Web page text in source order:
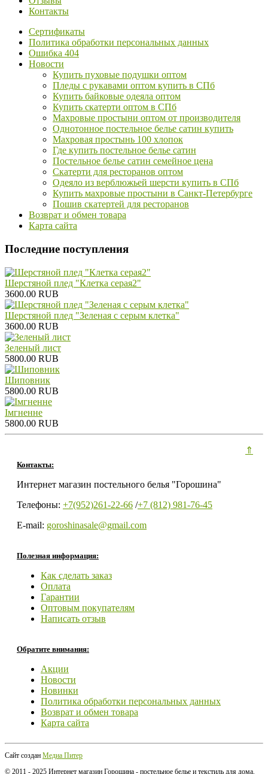
Контакты
Сертификаты
Политика обработки персональных данных
Ошибка 404
Новости
Купить пуховые подушки оптом
Пледы с рукавами оптом купить в СПб
Купить байковые одеяла оптом
Купить скатерти оптом в СПб
Махровые простыни оптом от производителя
Однотонное постельное белье сатин купить
Махровая простынь 100 хлопок
Где купить постельное белье сатин
Постельное белье сатин семейное цена
Скатерти для ресторанов оптом
Одеяло из верблюжьей шерсти купить в СПб
Купить махровые простыни в Санкт-Петербурге
Пошив скатертей для ресторанов
Возврат и обмен товара
Карта сайта
Последние поступления
Шерстяной плед "Клетка серая2"
3600.00 RUB
Шерстяной плед "Зеленая с серым клетка"
3600.00 RUB
Зеленый лист
5800.00 RUB
Шиповник
5800.00 RUB
Iмгненне
5800.00 RUB
Контакты:
Интернет магазин постельного белья "Горошина"
Телефоны: +7(952)261-22-66 /+7 (812) 981-76-45
E-mail: goroshinasale@gmail.com
Полезная информация:
Как сделать заказ
Оплата
Гарантии
Оптовым покупателям
Написать отзыв
Обратите внимания:
Акции
Новости
Новинки
Политика обработки персональных данных
Возврат и обмен товара
Карта сайта
Сайт создан Медиа Питер
© 2011 - 2025 Интернет магазин Горошина - постельное белье и текстиль для дома.
⇑